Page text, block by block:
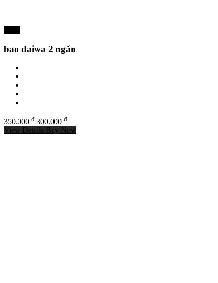
bao daiwa 2 ngăn
350.000 đ 300.000 đ
View Details Buy Now